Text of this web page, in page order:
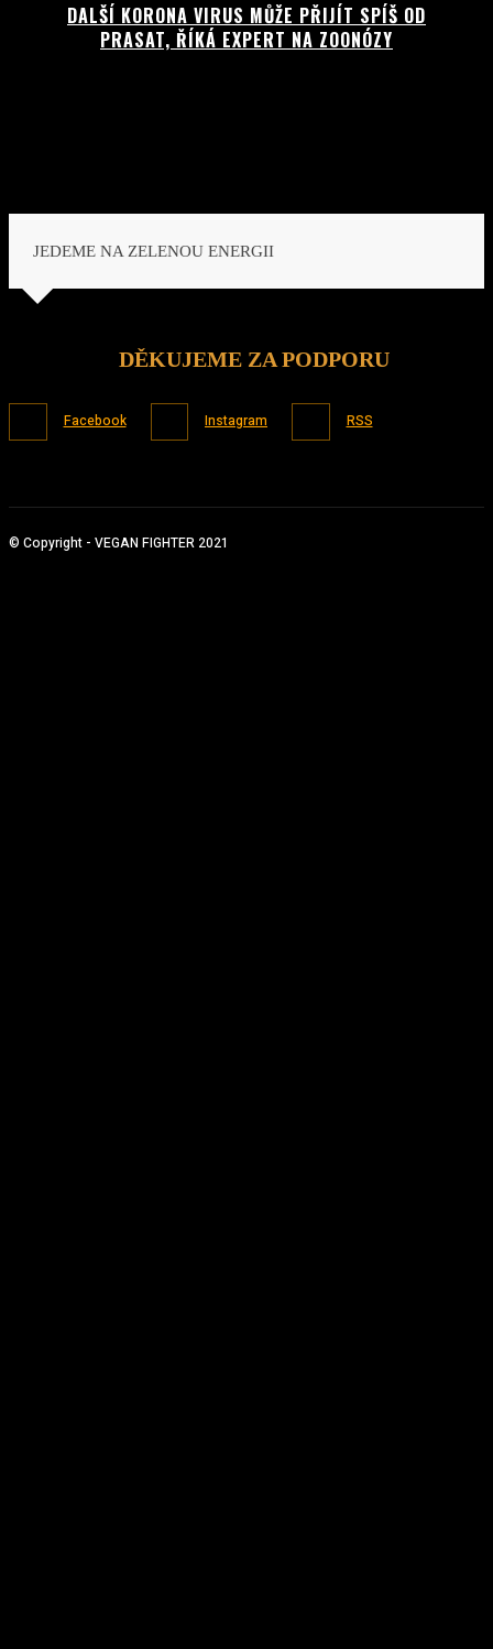
DALŠÍ KORONA VIRUS MŮŽE PŘIJÍT SPÍŠ OD
PRASAT, ŘÍKÁ EXPERT NA ZOONÓZY
JEDEME NA ZELENOU ENERGII
DĚKUJEME ZA PODPORU
Facebook Instagram RSS
© Copyright - VEGAN FIGHTER 2021